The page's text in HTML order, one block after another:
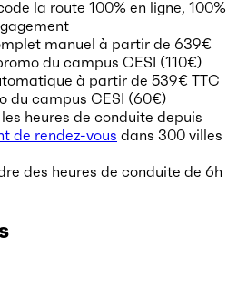
la route 100% en ligne, 100%
manuel à partir de 639€
du campus CESI (110€)
à partir de 539€ TTC
du campus CESI (60€)
heures de conduite depuis
de rendez-vous dans 300 villes
des heures de conduite de 6h